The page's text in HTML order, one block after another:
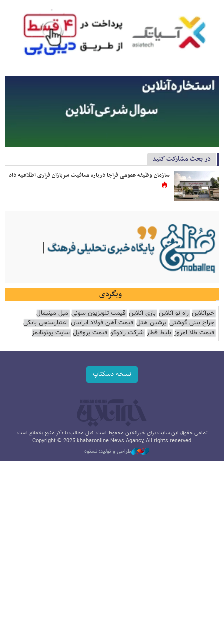
در بحث مشارکت کنید
سازمان وظیفه عمومی فراجا درباره معافیت سربازان فراری اطلاعیه داد
وبگردی
خبرآنلاین راه نو آنلاین بازی آنلاین قیمت تلویزیون سونی مبل مینیمال
جراح بینی گوشتی پرشین هتل قیمت آهن فولاد ایرانیان اعتبارسنجی بانکی
قیمت طلا امروز بلیط قطار شرکت رادوکو قیمت پروفیل سایت یوتوتایمز
نسخه دسکتاپ
تمامی حقوق این سایت برای خبرآنلاین محفوظ است. نقل مطالب با ذکر منبع بلامانع است.
Copyright © 2025 khabaronline News Agancy, All rights reserved
طراحی و تولید: نستوه